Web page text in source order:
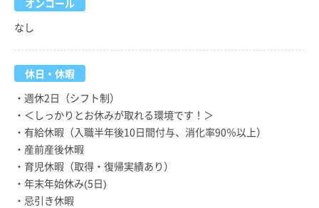
なし
休日・休暇
・週休2日（シフト制）
・＜しっかりとお休みが取れる環境です！＞
・有給休暇（入職半年後10日間付与、消化率90％以上）
・産前産後休暇
・育児休暇（取得・復帰実績あり）
・年末年始休み(5日)
・忌引き休暇